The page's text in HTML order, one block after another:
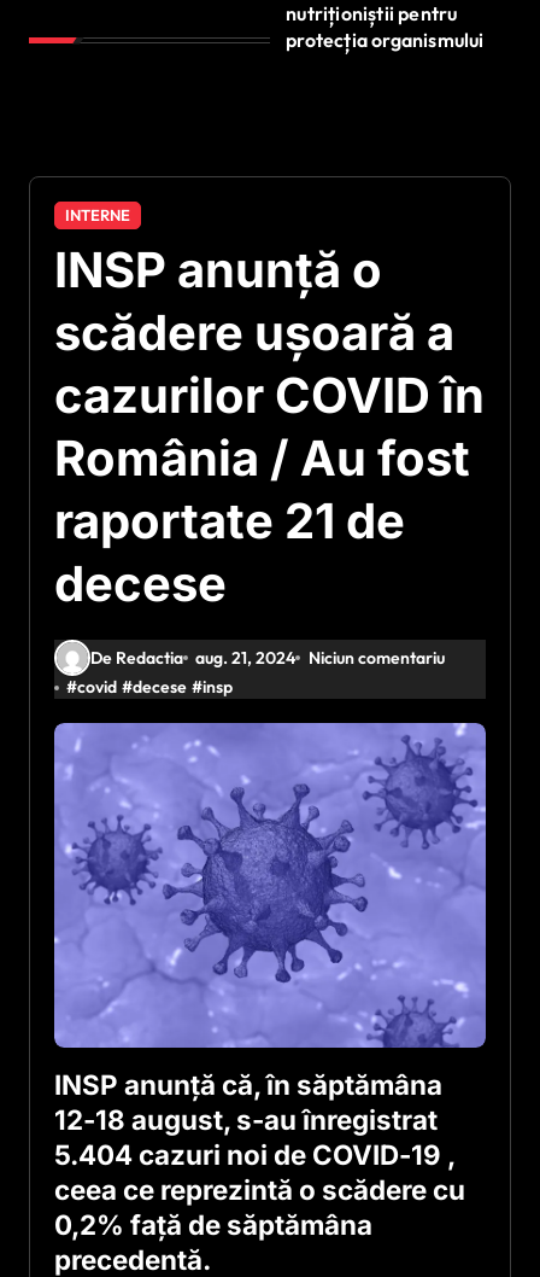
nutriționiștii pentru
protecția organismului
INTERNE
INSP anunță o
scădere ușoară a
cazurilor COVID în
România / Au fost
raportate 21 de
decese
De Redactia aug. 21, 2024
Niciun comentariu
#covid #decese #insp
INSP anunţă că, în săptămâna
12-18 august, s-au înregistrat
5.404 cazuri noi de COVID-19 ,
ceea ce reprezintă o scădere cu
0,2% faţă de săptămâna
precedentă.